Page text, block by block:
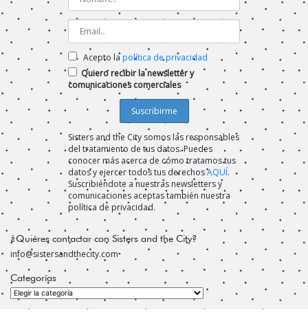
Acepto lapolítica de privacidad
Quiero recibir la newsletter y
comunicaciones comerciales
Sisters and the City somos las responsables
del tratamiento de tus datos. Puedes
conocer más acerca de cómo tratamos tus
datos y ejercer todos tus derechosAQUÍ.
Suscribiéndote a nuestras newsletters y
comunicaciones aceptas también nuestra
política de privacidad.
¿Quiéres contactar con Sisters and the City?
info@sistersandthecity.com
Categorías
Categorías